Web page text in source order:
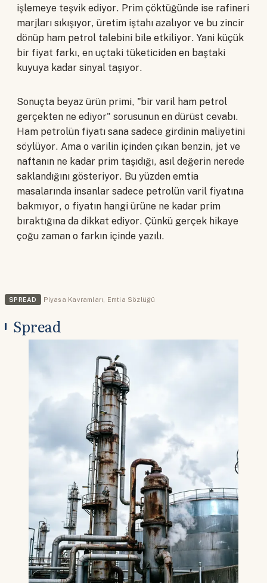
işlemeye teşvik ediyor. Prim çöktüğünde ise rafineri
marjları sıkışıyor, üretim iştahı azalıyor ve bu zincir
dönüp ham petrol talebini bile etkiliyor. Yani küçük
bir fiyat farkı, en uçtaki tüketiciden en baştaki
kuyuya kadar sinyal taşıyor.
Sonuçta beyaz ürün primi, "bir varil ham petrol
gerçekten ne ediyor" sorusunun en dürüst cevabı.
Ham petrolün fiyatı sana sadece girdinin maliyetini
söylüyor. Ama o varilin içinden çıkan benzin, jet ve
naftanın ne kadar prim taşıdığı, asıl değerin nerede
saklandığını gösteriyor. Bu yüzden emtia
masalarında insanlar sadece petrolün varil fiyatına
bakmıyor, o fiyatın hangi ürüne ne kadar prim
bıraktığına da dikkat ediyor. Çünkü gerçek hikaye
çoğu zaman o farkın içinde yazılı.
SPREAD Piyasa Kavramları, Emtia Sözlüğü
Spread